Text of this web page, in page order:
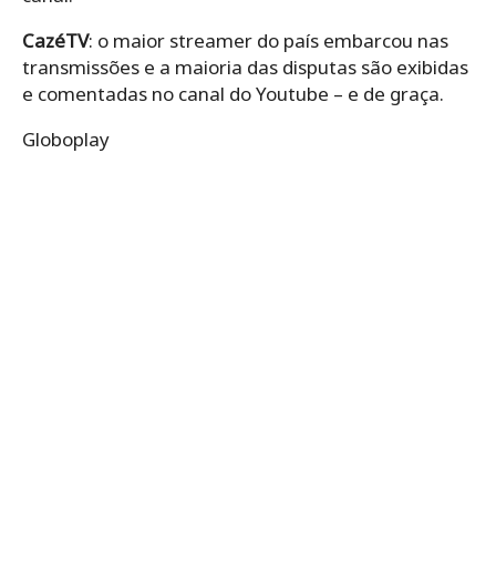
CazéTV: o maior streamer do país embarcou nas
transmissões e a maioria das disputas são exibidas
e comentadas no canal do Youtube – e de graça.
Globoplay